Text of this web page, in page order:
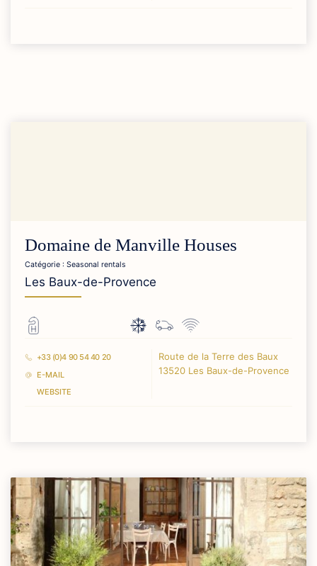
Domaine de Manville Houses
Catégorie : Seasonal rentals
Les Baux-de-Provence
+33 (0)4 90 54 40 20
E-MAIL
WEBSITE
Route de la Terre des Baux
13520 Les Baux-de-Provence